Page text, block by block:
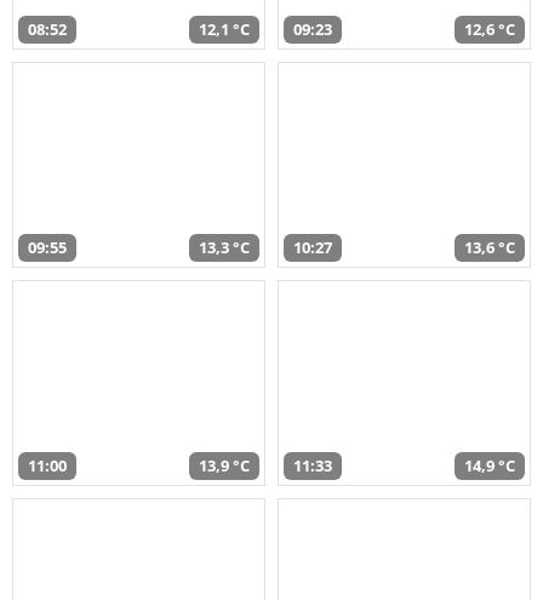
08:52 12,1 °C 09:23 12,6 °C
09:55 13,3 °C 10:27 13,6 °C
11:00 13,9 °C 11:33 14,9 °C